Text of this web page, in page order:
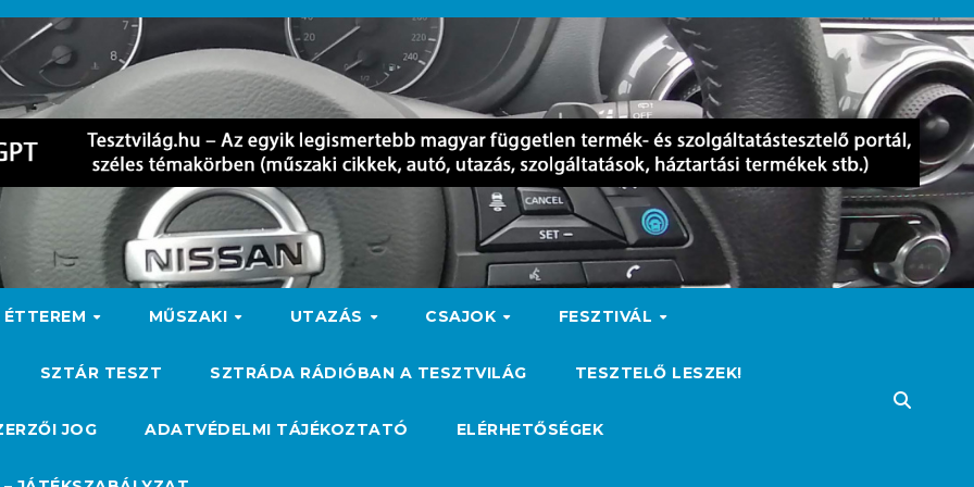
ÉTTEREM MŰSZAKI UTAZÁS CSAJOK FESZTIVÁL
SZTÁR TESZT SZTRÁDA RÁDIÓBAN A TESZTVILÁG TESZTELŐ LESZEK!
JOG ADATVÉDELMI TÁJÉKOZTATÓ ELÉRHETŐSÉGEK